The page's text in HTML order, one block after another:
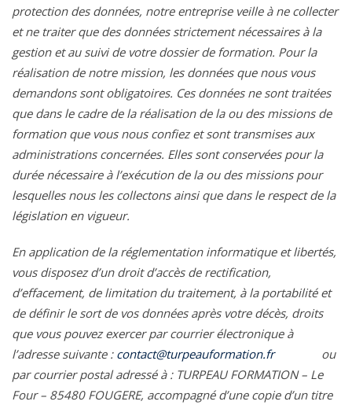
protection des données, notre entreprise veille à ne collecter
et ne traiter que des données strictement nécessaires à la
gestion et au suivi de votre dossier de formation. Pour la
réalisation de notre mission, les données que nous vous
demandons sont obligatoires. Ces données ne sont traitées
que dans le cadre de la réalisation de la ou des missions de
formation que vous nous confiez et sont transmises aux
administrations concernées. Elles sont conservées pour la
durée nécessaire à l’exécution de la ou des missions pour
lesquelles nous les collectons ainsi que dans le respect de la
législation en vigueur.
En application de la réglementation informatique et libertés,
vous disposez d’un droit d’accès de rectification,
d’effacement, de limitation du traitement, à la portabilité et
de définir le sort de vos données après votre décès, droits
que vous pouvez exercer par courrier électronique à
l’adresse suivante : contact@turpeauformation.frou
par courrier postal adressé à : TURPEAU FORMATION – Le
Four – 85480 FOUGERE, accompagné d’une copie d’un titre